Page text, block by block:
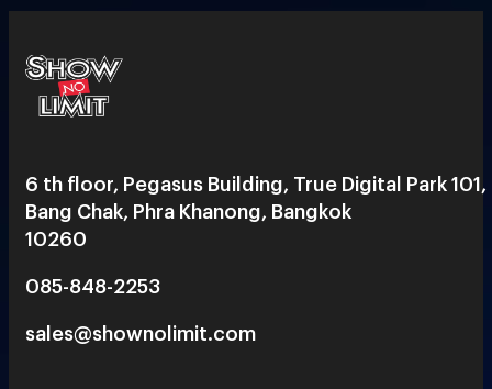
6 th floor, Pegasus Building, True Digital Park 101,
Bang Chak, Phra Khanong, Bangkok
10260
085-848-2253
sales@shownolimit.com